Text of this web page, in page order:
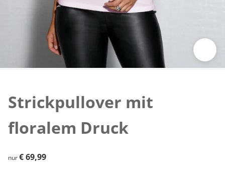
Strickpullover mit
floralem Druck
€ 69,99
nur€ 69,99